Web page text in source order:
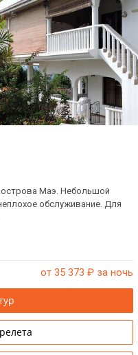
Маэ. Небольшой
обслуживание. Для
от 35 373 ₽ за ночь